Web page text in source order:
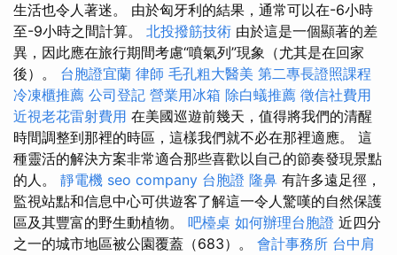
生活也令人著迷。 由於匈牙利的結果，通常可以在-6小時
至-9小時之間計算。 北投撥筋技術 由於這是一個顯著的差
異，因此應在旅行期間考慮“噴氣列”現象（尤其是在回家
後）。 台胞證宜蘭 律師 毛孔粗大醫美 第二專長證照課程
冷凍櫃推薦 公司登記 營業用冰箱 除白蟻推薦 徵信社費用
近視老花雷射費用 在美國巡遊前幾天，值得將我們的清醒
時間調整到那裡的時區，這樣我們就不必在那裡適應。 這
種靈活的解決方案非常適合那些喜歡以自己的節奏發現景點
的人。 靜電機 seo company 台胞證 隆鼻 有許多遠足徑，
監視站點和信息中心可供遊客了解這一令人驚嘆的自然保護
區及其豐富的野生動植物。 吧檯桌 如何辦理台胞證 近四分
之一的城市地區被公園覆蓋（683）。 會計事務所 台中肩